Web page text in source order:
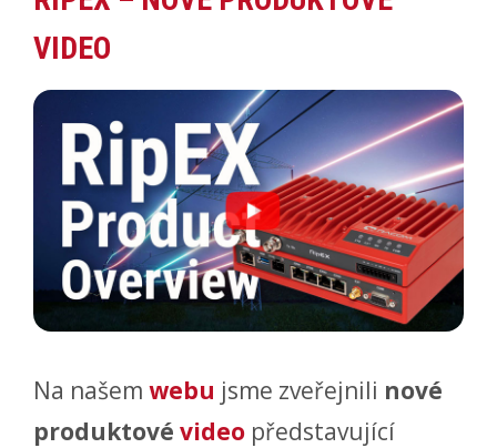
VIDEO
Na našem webu jsme zveřejnili nové
produktové video představující